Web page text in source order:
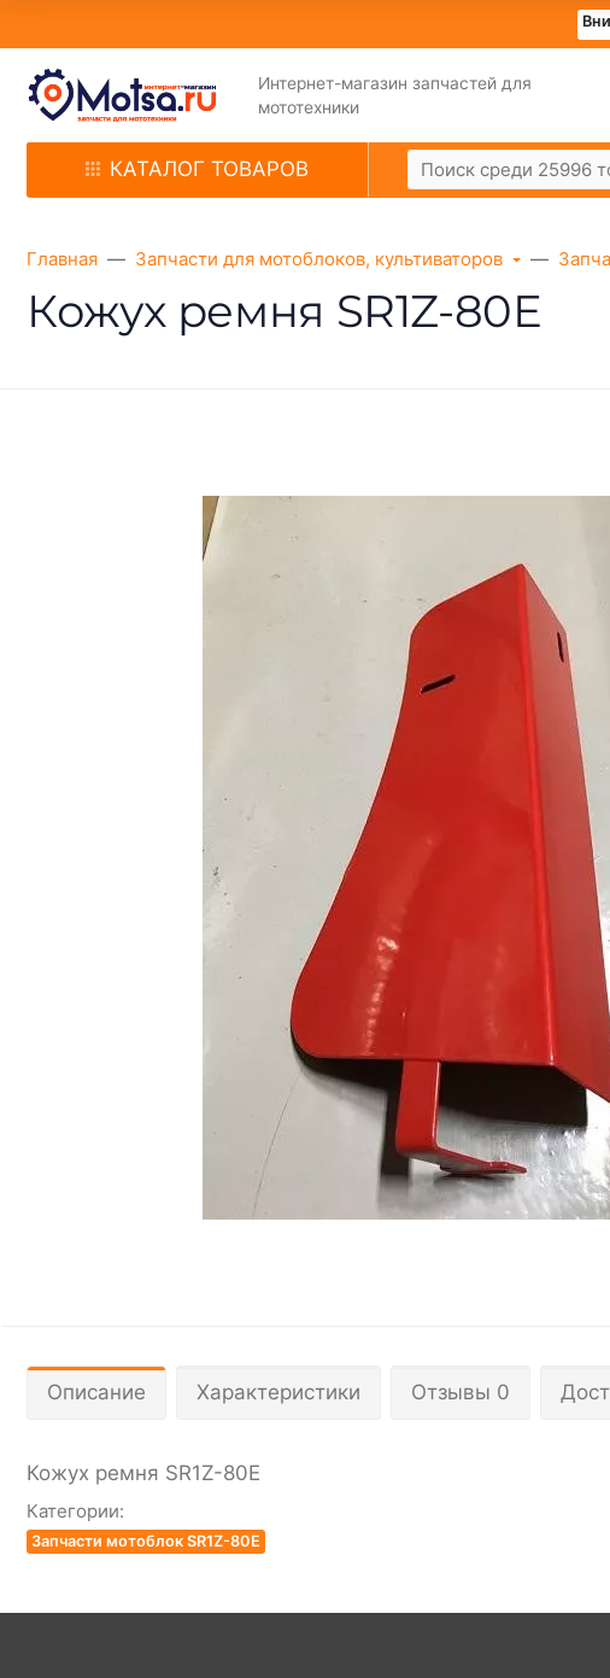
Интернет-магазин запчастей для
мототехники
КАТАЛОГ ТОВАРОВ
Главная Запчасти для мотоблоков, культиваторов
Кожух ремня SR1Z-80Е
Описание Характеристики Отзывы 0
Кожух ремня SR1Z-80Е
Категории:
Запчасти мотоблок SR1Z-80E